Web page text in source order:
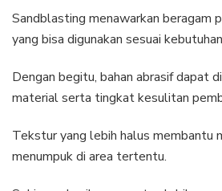
Sandblasting menawarkan beragam
yang bisa digunakan sesuai
Dengan begitu, bahan abrasif dapat
material serta tingkat kesulitan
Tekstur yang lebih halus membantu
menumpuk di area tertentu.